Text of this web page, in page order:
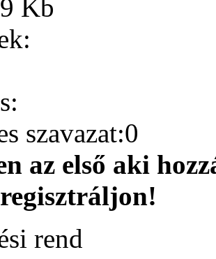
Kb
szavazat:0
az első aki
rend